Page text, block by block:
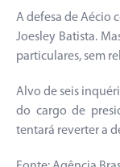
A defesa de Aécio
Joesley Batista.
particulares, sem
Alvo de seis
do cargo de
tentará reverter a